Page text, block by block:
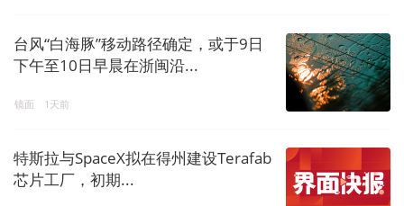
台风“白海豚”移动路径确定，或于9日
下午至10日早晨在浙闽沿...
镜面 1天前
特斯拉与SpaceX拟在得州建设Terafab
芯片工厂，初期...